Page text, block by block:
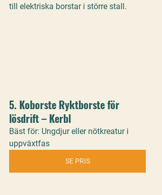
till elektriska borstar i större stall.
5. Koborste Ryktborste för
lösdrift – Kerbl
Bäst för: Ungdjur eller nötkreatur i
uppväxtfas
SE PRIS